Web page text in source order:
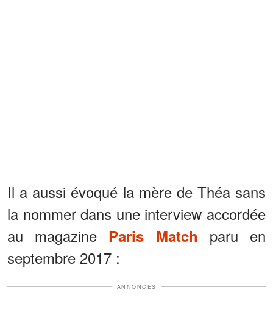
Il a aussi évoqué la mère de Théa sans
la nommer dans une interview accordée
au magazine Paris Match paru en
septembre 2017 :
ANNONCES